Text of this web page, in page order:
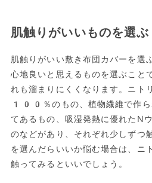
肌触りがいいものを選ぶ
肌触りがいい敷き布団カバーを選
心地良いと思えるものを選ぶこと
れも溜まりにくくなります。ニト
100％のもの、植物繊維で作ら
てあるもの、吸湿発熱に優れたN
のなどがあり、それぞれ少しずつ
を選んだらいいか悩む場合は、ニ
触ってみるといいでしょう。